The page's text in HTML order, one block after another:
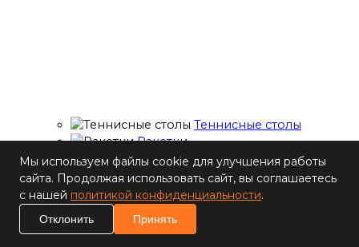
Теннисные столы
Ракетки
Накладки для
ракеток
Основания для
ракеток
Мячи
Мы используем файлы cookie для улучшения работы
сайта. Продолжая использовать сайт, вы соглашаетесь
с нашей политикой конфиденциальности.
Отклонить Принять